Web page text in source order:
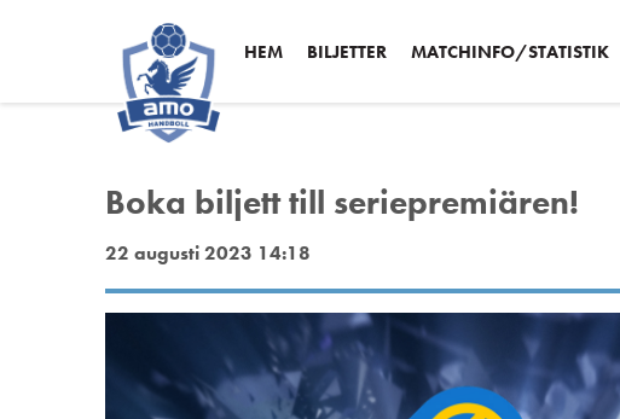
HEM BILJETTER MATCHINFO/STATISTIK
Boka biljett till seriepremiären!
22 augusti 2023 14:18